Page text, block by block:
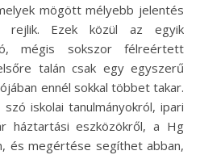
mögött mélyebb jelentés
rejlik. Ezek közül az egyik
mégis sokszor félreértett
talán csak egy egyszerű
ennél sokkal többet takar.
iskolai tanulmányokról, ipari
háztartási eszközökről, a Hg
és megértése segíthet abban,